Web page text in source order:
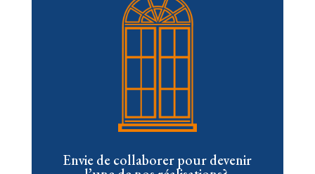
Envie de collaborer pour devenir